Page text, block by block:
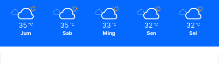
35 ℃
Jum
35 ℃
Sab
33 ℃
Ming
32 ℃
Sen
32 ℃
Sel